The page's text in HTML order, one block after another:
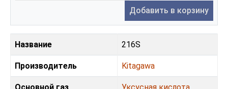
Добавить в корзину
Название 216S
Производитель Kitagawa